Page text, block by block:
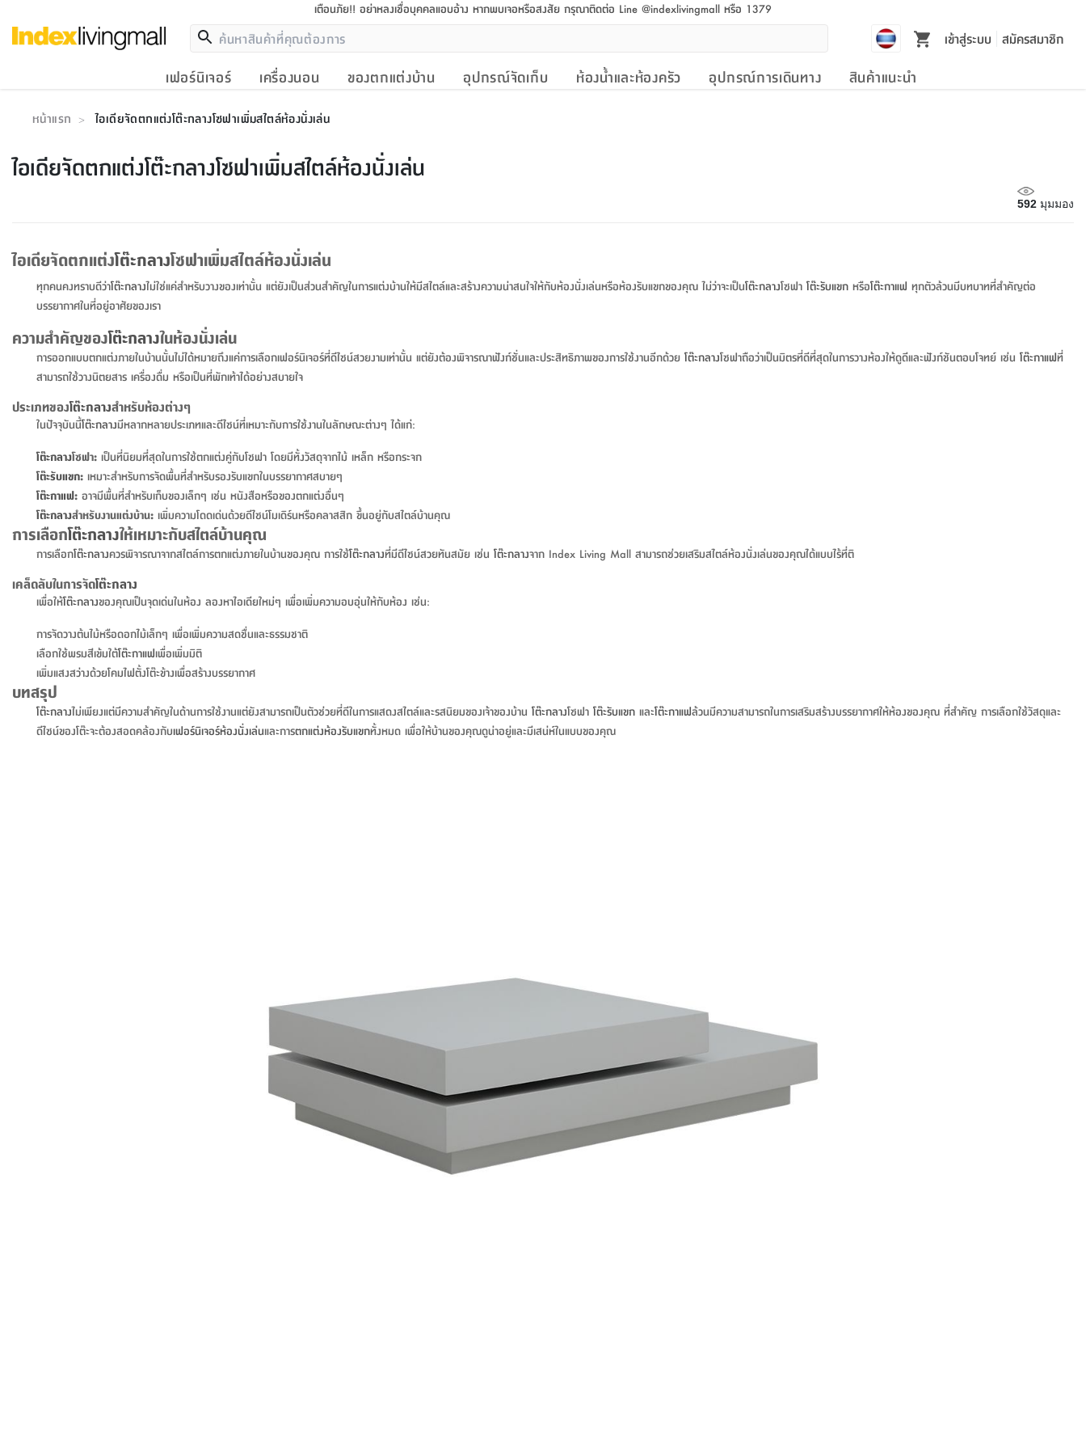
เตือนภัย!! อย่าหลงเชื่อบุคคลแอบอ้าง หากพบเจอหรือสงสัย กรุณาติดต่อ Line @indexlivingmall หรือ 1379
เข้าสู่ระบบ สมัครสมาชิก
เฟอร์นิเจอร์ เครื่องนอน ของตกแต่งบ้าน อุปกรณ์จัดเก็บ ห้องน้ำและห้องครัว อุปกรณ์การเดินทาง สินค้าแนะนำ
หน้าแรก > ไอเดียจัดตกแต่งโต๊ะกลางโซฟาเพิ่มสไตล์ห้องนั่งเล่น
ไอเดียจัดตกแต่งโต๊ะกลางโซฟาเพิ่มสไตล์ห้องนั่งเล่น
592 มุมมอง
ไอเดียจัดตกแต่งโต๊ะกลางโซฟาเพิ่มสไตล์ห้องนั่งเล่น
ทุกคนคงทราบดีว่าโต๊ะกลางไม่ใช่แค่สำหรับวางของเท่านั้น แต่ยังเป็นส่วนสำคัญในการแต่งบ้านให้มีสไตล์และสร้างความน่าสนใจให้กับห้องนั่งเล่นหรือห้องรับแขกของคุณ ไม่ว่าจะเป็นโต๊ะกลางโซฟา โต๊ะรับแขก หรือโต๊ะกาแฟ ทุกตัวล้วนมีบทบาทที่สำคัญต่อ
บรรยากาศในที่อยู่อาศัยของเรา
ความสำคัญของโต๊ะกลางในห้องนั่งเล่น
การออกแบบตกแต่งภายในบ้านนั้นไม่ได้หมายถึงแค่การเลือกเฟอร์นิเจอร์ที่ดีไซน์สวยงามเท่านั้น แต่ยังต้องพิจารณาฟังก์ชั่นและประสิทธิภาพของการใช้งานอีกด้วย โต๊ะกลางโซฟาถือว่าเป็นมิตรที่ดีที่สุดในการวางห้องให้ดูดีและฟังก์ชันตอบโจทย์ เช่น โต๊ะกาแฟที่
สามารถใช้วางนิตยสาร เครื่องดื่ม หรือเป็นที่พักเท้าได้อย่างสบายใจ
ประเภทของโต๊ะกลางสำหรับห้องต่างๆ
ในปัจจุบันนี้โต๊ะกลางมีหลากหลายประเภทและดีไซน์ที่เหมาะกับการใช้งานในลักษณะต่างๆ ได้แก่:
โต๊ะกลางโซฟา: เป็นที่นิยมที่สุดในการใช้ตกแต่งคู่กับโซฟา โดยมีทั้งวัสดุจากไม้ เหล็ก หรือกระจก
โต๊ะรับแขก: เหมาะสำหรับการจัดพื้นที่สำหรับรองรับแขกในบรรยากาศสบายๆ
โต๊ะกาแฟ: อาจมีพื้นที่สำหรับเก็บของเล็กๆ เช่น หนังสือหรือของตกแต่งอื่นๆ
โต๊ะกลางสำหรับงานแต่งบ้าน: เพิ่มความโดดเด่นด้วยดีไซน์โมเดิร์นหรือคลาสสิก ขึ้นอยู่กับสไตล์บ้านคุณ
การเลือกโต๊ะกลางให้เหมาะกับสไตล์บ้านคุณ
การเลือกโต๊ะกลางควรพิจารณาจากสไตล์การตกแต่งภายในบ้านของคุณ การใช้โต๊ะกลางที่มีดีไซน์สวยทันสมัย เช่น โต๊ะกลางจาก Index Living Mall สามารถช่วยเสริมสไตล์ห้องนั่งเล่นของคุณได้แบบไร้ที่ติ
เคล็ดลับในการจัดโต๊ะกลาง
เพื่อให้โต๊ะกลางของคุณเป็นจุดเด่นในห้อง ลองหาไอเดียใหม่ๆ เพื่อเพิ่มความอบอุ่นให้กับห้อง เช่น:
การจัดวางต้นไม้หรือดอกไม้เล็กๆ เพื่อเพิ่มความสดชื่นและธรรมชาติ
เลือกใช้พรมสีเข้มใต้โต๊ะกาแฟเพื่อเพิ่มมิติ
เพิ่มแสงสว่างด้วยโคมไฟตั้งโต๊ะข้างเพื่อสร้างบรรยากาศ
บทสรุป
โต๊ะกลางไม่เพียงแต่มีความสำคัญในด้านการใช้งานแต่ยังสามารถเป็นตัวช่วยที่ดีในการแสดงสไตล์และรสนิยมของเจ้าของบ้าน โต๊ะกลางโซฟา โต๊ะรับแขก และโต๊ะกาแฟล้วนมีความสามารถในการเสริมสร้างบรรยากาศให้ห้องของคุณ ที่สำคัญ การเลือกใช้วัสดุและ
ดีไซน์ของโต๊ะจะต้องสอดคล้องกับเฟอร์นิเจอร์ห้องนั่งเล่นและการตกแต่งห้องรับแขกทั้งหมด เพื่อให้บ้านของคุณดูน่าอยู่และมีเสน่ห์ในแบบของคุณ